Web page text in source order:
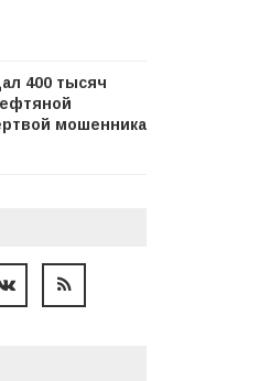
400 тысяч
мошенника